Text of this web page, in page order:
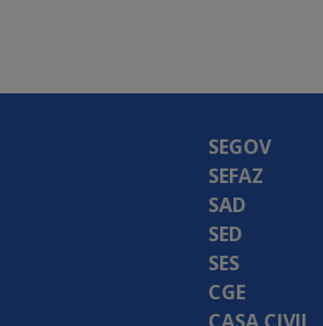
SEGOV
SEFAZ
SAD
SED
SES
CGE